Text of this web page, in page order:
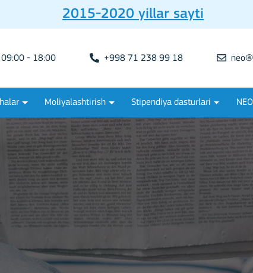
2015-2020 yillar sayti
09:00 - 18:00 +998 71 238 99 18
Moliyalashtirish Stipendiya dasturlari